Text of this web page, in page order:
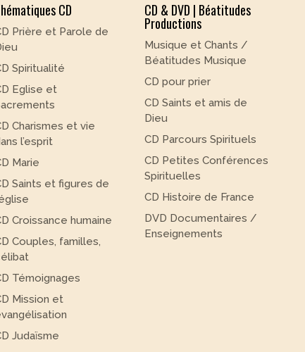
CD
Prière et Parole de
Spiritualité
Eglise et
Charismes et vie
l’esprit
Marie
Saints et figures de
Croissance humaine
Couples, familles,
Témoignages
Mission et
Judaïsme
CD & DVD | Béatitudes
Productions
Musique et Chants /
Béatitudes Musique
CD pour prier
CD Saints et amis de
Dieu
CD Parcours Spirituels
CD Petites Conférences
Spirituelles
CD Histoire de France
DVD Documentaires /
Enseignements